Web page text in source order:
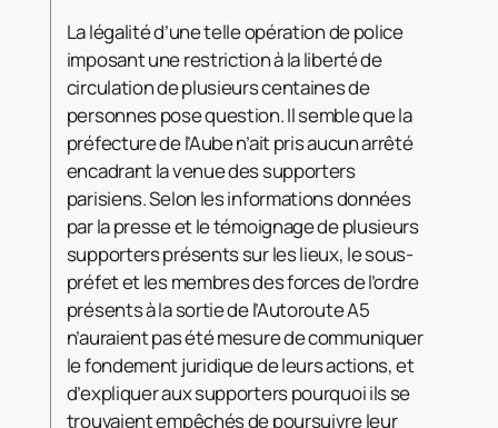
La légalité d’une telle opération de police
imposant une restriction à la liberté de
circulation de plusieurs centaines de
personnes pose question. Il semble que la
préfecture de l’Aube n’ait pris aucun arrêté
encadrant la venue des supporters
parisiens. Selon les informations données
par la presse et le témoignage de plusieurs
supporters présents sur les lieux, le sous-
préfet et les membres des forces de l’ordre
présents à la sortie de l’Autoroute A5
n’auraient pas été mesure de communiquer
le fondement juridique de leurs actions, et
d’expliquer aux supporters pourquoi ils se
trouvaient empêchés de poursuivre leur